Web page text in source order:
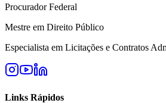
Procurador Federal
Mestre em Direito Público
Especialista em Licitações e Contratos
Links Rápidos